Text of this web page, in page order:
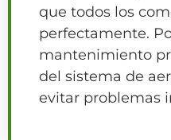
que todos los
perfectamente.
mantenimiento
del sistema de
evitar problemas